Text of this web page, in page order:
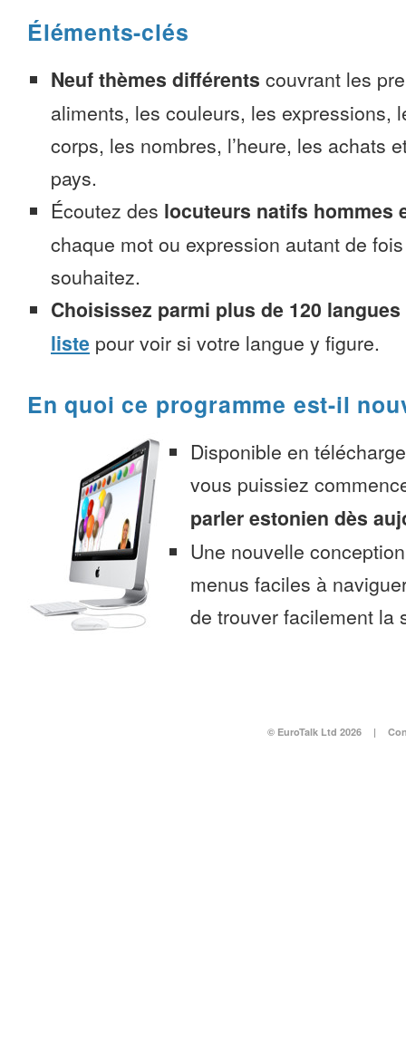
Éléments-clés
Neuf thèmes différents couvrant les
aliments, les couleurs, les expressions,
corps, les nombres, l’heure, les achats
pays.
Écoutez des locuteurs natifs hommes
chaque mot ou expression autant de
souhaitez.
Choisissez parmi plus de 120 langues
liste pour voir si votre langue y figure.
En quoi ce programme est-il
Disponible en
vous puissiez
parler estonien dès
Une nouvelle
menus faciles à
de trouver facilement la
© EuroTalk Ltd 2026 |